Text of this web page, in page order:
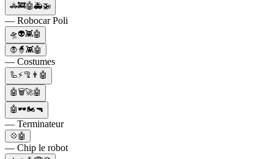
🚓🚒🤖🚑🚁
— Robocar Poli
🛸👽👾🤖
🧛🧙👾🤖
— Costumes
🦾⚡🦿👨🤖
🤖🗑️🚀🤖
🤖🕶🏍🔫
— Terminateur
💠🤖
— Chip le robot